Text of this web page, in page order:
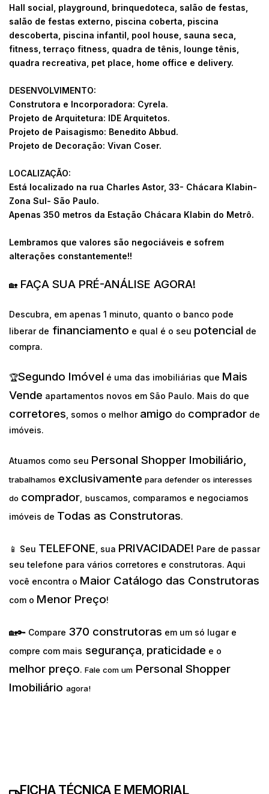
Hall social, playground, brinquedoteca, salão de festas,
salão de festas externo, piscina coberta, piscina
descoberta, piscina infantil, pool house, sauna seca,
fitness, terraço fitness, quadra de tênis, lounge tênis,
quadra recreativa, pet place, home office e delivery.
DESENVOLVIMENTO:
Construtora e Incorporadora: Cyrela.
Projeto de Arquitetura: IDE Arquitetos.
Projeto de Paisagismo: Benedito Abbud.
Projeto de Decoração: Vivan Coser.
LOCALIZAÇÃO:
Está localizado na rua Charles Astor, 33- Chácara Klabin-
Zona Sul- São Paulo.
Apenas 350 metros da Estação Chácara Klabin do Metrô.
Lembramos que valores são negociáveis e sofrem
alterações constantemente!!
🏡 FAÇA SUA PRÉ-ANÁLISE AGORA!
Descubra, em apenas 1 minuto, quanto o banco pode
liberar de financiamento e qual é o seu potencial de
compra.
🏆Segundo Imóvel é uma das imobiliárias que Mais
Vende apartamentos novos em São Paulo. Mais do que
corretores , somos o melhor amigo do comprador de
imóveis.
Atuamos como seu Personal Shopper Imobiliário,
trabalhamos exclusivamente para defender os interesses
do comprador, buscamos, comparamos e negociamos
imóveis de Todas as Construtoras.
📱 Seu TELEFONE , sua PRIVACIDADE! Pare de passar
seu telefone para vários corretores e construtoras. Aqui
você encontra o Maior Catálogo das Construtoras
com o Menor Preço!
🏡🔑 Compare 370 construtoras em um só lugar e
compre com mais segurança praticidade e o
melhor preço. Fale com um Personal Shopper
Imobiliário agora!
FICHA TÉCNICA E MEMORIAL